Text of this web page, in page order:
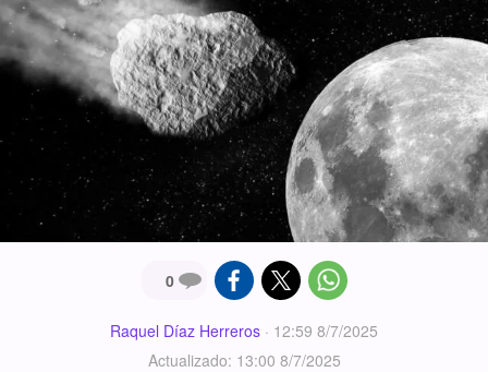
0
Raquel Díaz Herreros · 12:59 8/7/2025
Actualizado: 13:00 8/7/2025